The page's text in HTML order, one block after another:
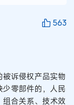
563
诉侵权产品实物
零部件的，人民
合关系、技术效